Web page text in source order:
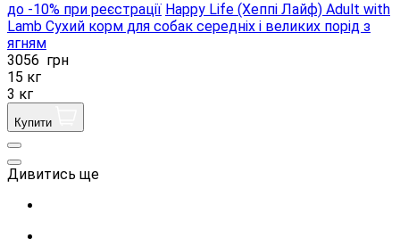
до -10% при реєстрації Happy Life (Хеппі Лайф) Adult with
Lamb Сухий корм для собак середніх і великих порід з
ягням
3056 грн
15 кг
3 кг
Купити
Дивитись ще